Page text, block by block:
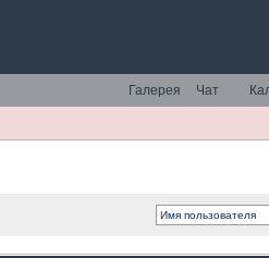
Чат
Галерея